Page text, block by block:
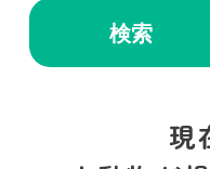
検索
現